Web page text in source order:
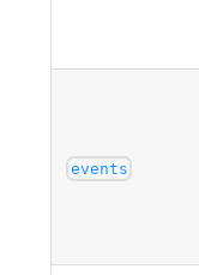
events